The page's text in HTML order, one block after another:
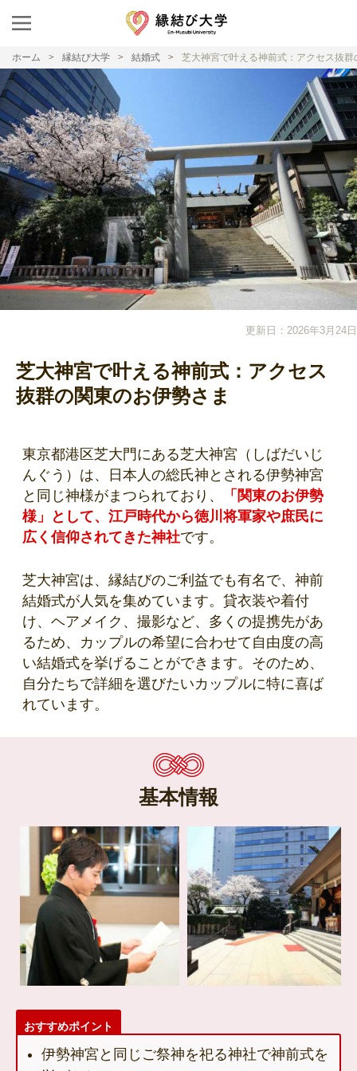
ホーム 縁結び大学 結婚式 芝大神宮で叶える神前式：アクセス抜
更新日：2026年3月24日
芝大神宮で叶える神前式：アクセス
抜群の関東のお伊勢さま
東京都港区芝大門にある芝大神宮（しばだいじ
んぐう）は、日本人の総氏神とされる伊勢神宮
と同じ神様がまつられており、
「関東のお伊勢
様」として、江戸時代から徳川将軍家や庶民に
広く信仰されてきた神社です。
芝大神宮は、縁結びのご利益でも有名で、神前
結婚式が人気を集めています。貸衣装や着付
け、ヘアメイク、撮影など、多くの提携先があ
るため、カップルの希望に合わせて自由度の高
い結婚式を挙げることができます。そのため、
自分たちで詳細を選びたいカップルに特に喜ば
れています。
基本情報
おすすめポイント
伊勢神宮と同じご祭神を祀る神社で神前式を